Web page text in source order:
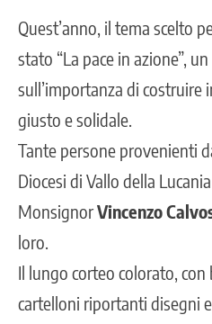
Quest’anno, il tema scelto
stato “La pace in azione”,
sull’importanza di costruire
giusto e solidale.
Tante persone provenienti
Diocesi di Vallo della
MonsignorVincenzo
loro.
Il lungo corteo colorato, con
cartelloni riportanti disegni